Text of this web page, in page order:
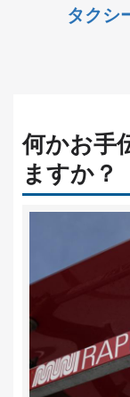
タクシ
何かお手
ますか？